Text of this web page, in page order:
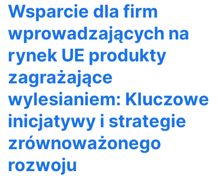
Wsparcie dla firm
wprowadzających na
rynek UE produkty
zagrażające
wylesianiem: Kluczowe
inicjatywy i strategie
zrównoważonego
rozwoju